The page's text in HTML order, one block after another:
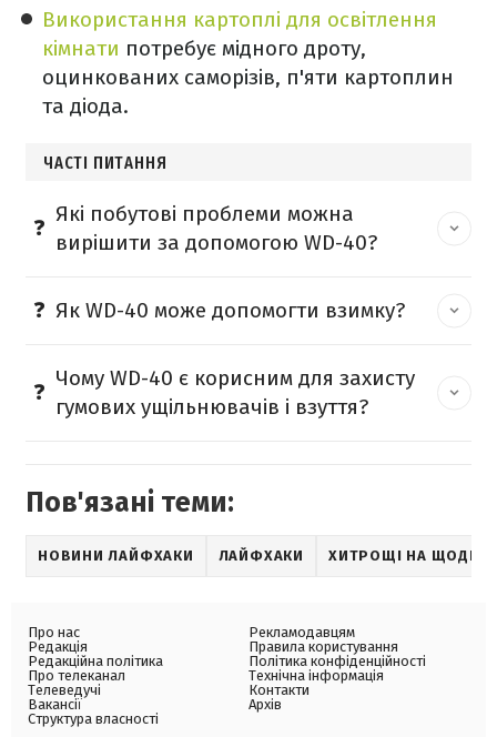
Використання картоплі для освітлення
кімнати потребує мідного дроту,
оцинкованих саморізів, п'яти картоплин
та діода.
ЧАСТІ ПИТАННЯ
Які побутові проблеми можна
вирішити за допомогою WD-40?
Як WD-40 може допомогти взимку?
Чому WD-40 є корисним для захисту
гумових ущільнювачів і взуття?
Пов'язані теми:
НОВИНИ ЛАЙФХАКИ ЛАЙФХАКИ ХИТРОЩІ НА
Про нас
Редакція
Редакційна політика
Про телеканал
Телеведучі
Вакансії
Структура власності
Рекламодавцям
Правила користування
Політика конфіденційності
Технічна інформація
Контакти
Архів